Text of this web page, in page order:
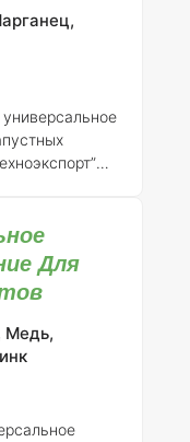
включая
растения.
21.07.2015 №
для
собой
состав,
Для
Медь,